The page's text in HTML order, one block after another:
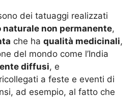
dei tatuaggi realizzati
non permanente,
che ha qualità medicinali,
del mondo come l’India
diffusi, e
a feste e eventi di
ad esempio, al fatto che